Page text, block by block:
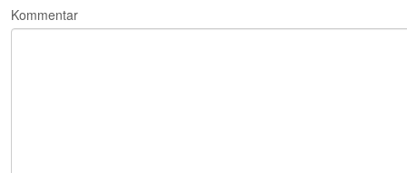
Kommentar